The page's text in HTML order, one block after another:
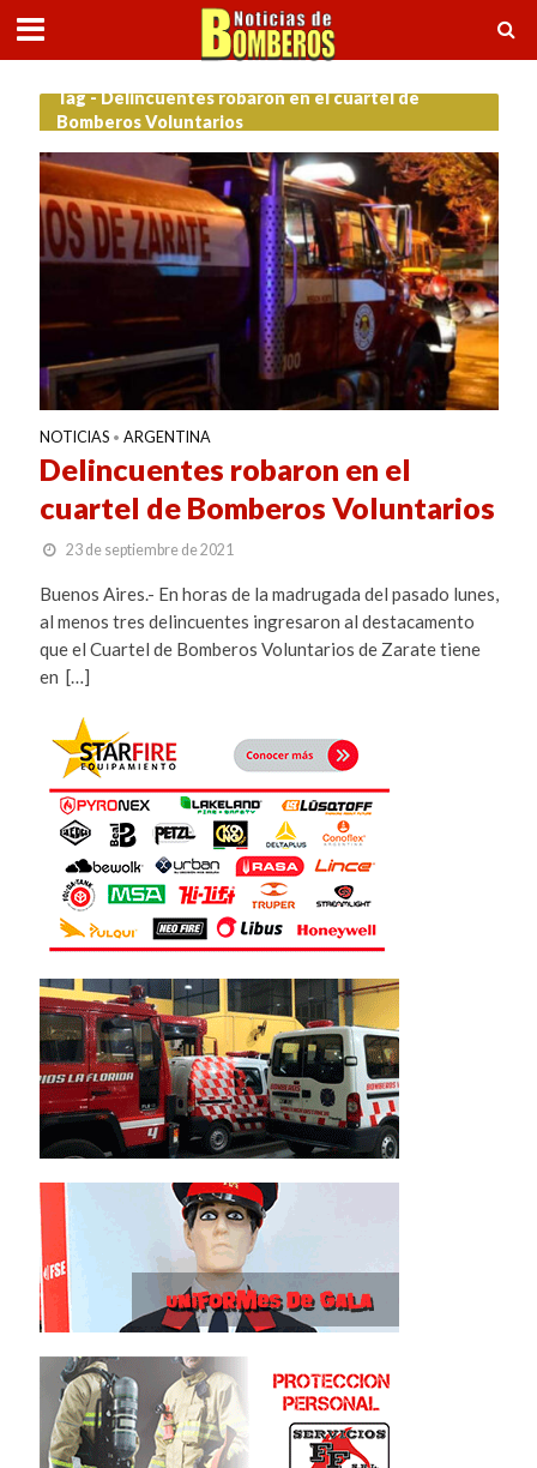
Tag - Delincuentes robaron en el cuartel de
Bomberos Voluntarios
NOTICIAS • ARGENTINA
Delincuentes robaron en el
cuartel de Bomberos Voluntarios
23 de septiembre de 2021
Buenos Aires.- En horas de la madrugada del pasado lunes,
al menos tres delincuentes ingresaron al destacamento
que el Cuartel de Bomberos Voluntarios de Zarate tiene
en […]